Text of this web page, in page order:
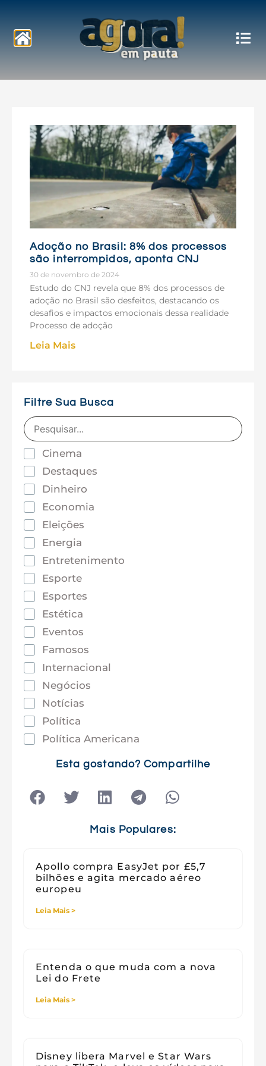
Notícias
Adoção no Brasil: 8% dos processos
são interrompidos, aponta CNJ
30 de novembro de 2024
Estudo do CNJ revela que 8% dos processos de
adoção no Brasil são desfeitos, destacando os
desafios e impactos emocionais dessa realidade
Processo de adoção
Leia Mais
Filtre Sua Busca
Cinema
Destaques
Dinheiro
Economia
Eleições
Energia
Entretenimento
Esporte
Esportes
Estética
Eventos
Famosos
Internacional
Negócios
Notícias
Política
Política Americana
Tecnologia
Esta gostando? Compartilhe
Mais Populares:
Apollo compra EasyJet por £5,7
bilhões e agita mercado aéreo
europeu
Leia Mais >
Entenda o que muda com a nova
Lei do Frete
Leia Mais >
Disney libera Marvel e Star Wars